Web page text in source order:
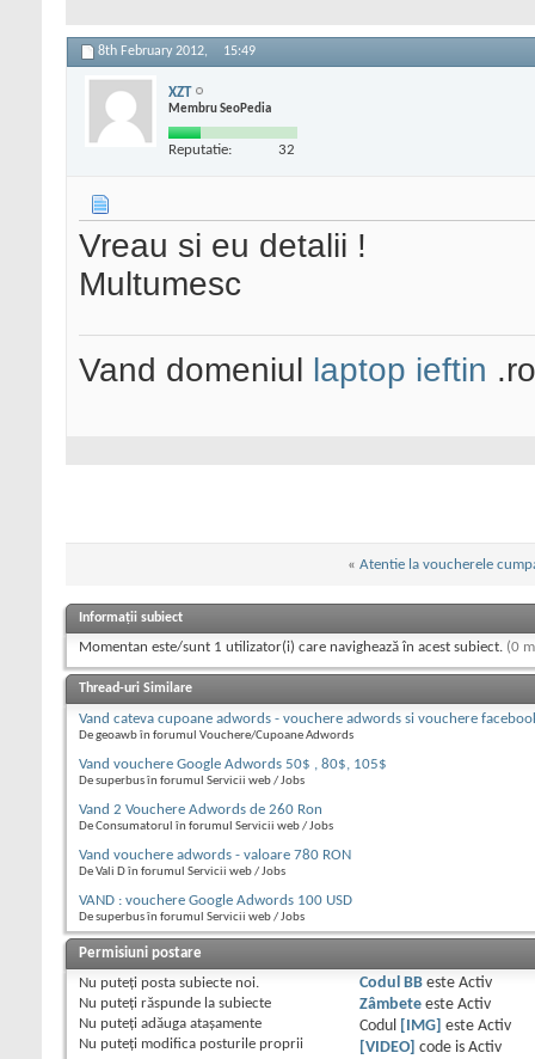
8th February 2012, 15:49
XZT
Membru SeoPedia
Reputatie: 32
Vreau si eu detalii !
Multumesc
Vand domeniul laptop ieftin .ro
« Atentie la voucherele
Informații subiect
Momentan este/sunt 1 utilizator(i) care navighează în acest subiect. (0
Thread-uri Similare
Vand cateva cupoane adwords - vouchere adwords si vouchere
De geoawb în forumul Vouchere/Cupoane Adwords
Vand vouchere Google Adwords 50$ , 80$, 105$
De superbus în forumul Servicii web / Jobs
Vand 2 Vouchere Adwords de 260 Ron
De Consumatorul în forumul Servicii web / Jobs
Vand vouchere adwords - valoare 780 RON
De Vali D în forumul Servicii web / Jobs
VAND : vouchere Google Adwords 100 USD
De superbus în forumul Servicii web / Jobs
Permisiuni postare
Nu puteţi posta subiecte noi.
Nu puteţi răspunde la subiecte
Nu puteţi adăuga ataşamente
Nu puteţi modifica posturile proprii
Codul BBeste Activ
Zâmbeteeste Activ
Codul
[IMG] este Activ
[VIDEO] code is Activ